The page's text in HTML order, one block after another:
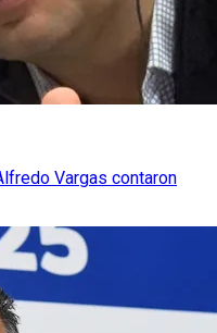
Vargas contaron